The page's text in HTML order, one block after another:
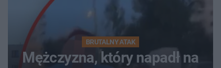
BRUTALNY ATAK
Mężczyzna, który napadł na